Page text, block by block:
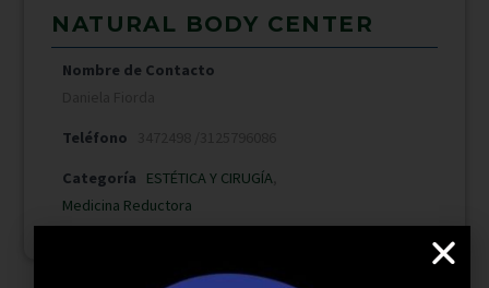
NATURAL BODY CENTER
Nombre de Contacto
Teléfono
Categoría ESTÉTICA Y CIRUGÍA
Medicina Reductora